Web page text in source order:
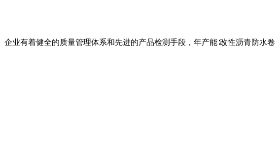
业有着健全的质量管理体系和先进的产品检测手段，年产能∶改性沥青防水卷